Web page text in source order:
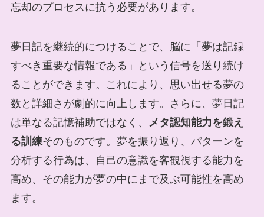
忘却のプロセスに抗う必要があります。
夢日記を継続的につけることで、脳に「夢は記録
すべき重要な情報である」という信号を送り続け
ることができます。これにより、思い出せる夢の
数と詳細さが劇的に向上します。さらに、夢日記
は単なる記憶補助ではなく、 メタ認知能力を鍛え
る訓練そのものです。夢を振り返り、パターンを
分析する行為は、自己の意識を客観視する能力を
高め、その能力が夢の中にまで及ぶ可能性を高め
ます。